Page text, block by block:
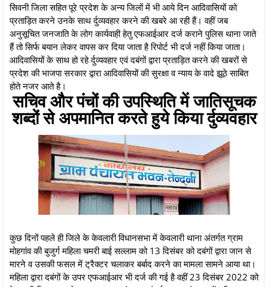
सिवनी जिला सहित पूरे प्रदेश के अन्य जिलों में भी आये दिन आदिवासियों को
प्रताड़ित करने उनके साथ र्दुव्यवहार करने की खबरे आ रही हैं। वहीं जब
अनुसूचित जनजाति के लोग कार्यवाही हेतु एफआईआर दर्ज कराने पुलिस थाना जाते
हैं तो सिर्फ बयान लेकर वापस कर दिया जाता है रिपोर्ट भी दर्ज नहीं किया जाता।
आदिवासियों के साथ हो रहे र्दुव्यवहार एवं दबंगों द्वारा प्रताड़ित करने की खबरों से
प्रदेश की भाजपा सरकार द्वारा आदिवासियों की सुरक्षा व न्याय के वादे झूठे साबित
होते नजर आते है।
सचिव और पंचों की उपस्थिति में जातिसूचक
शब्दों से अपमानित करते हुये किया र्दुव्यवहार
कुछ दिनों पहले ही जिले के केवलारी विधानसभा में केवलारी थाना अंतर्गत ग्राम
मोहगांव की बुजुर्ग महिला चमरी बाई सल्लाम को 13 दिसंबर को दबंगों द्वारा जान से
मारने व उसकी फसल में ट्रैक्टर चलाकर बर्बाद करने का मामला सामने आया था।
महिला द्वारा दबंगों के उपर एफआईआर भी दर्ज की गई है वहीं 23 दिसंबर 2022 को